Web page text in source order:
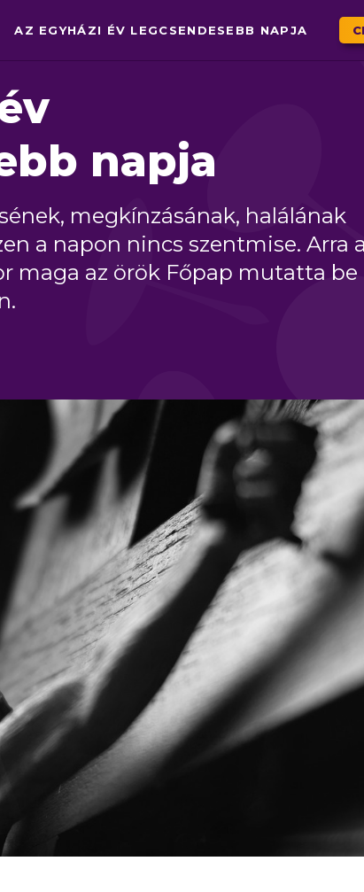
AZ EGYHÁZI ÉV LEGCSENDESEBB NAPJA
napja
megkínzásának, halálának
a napon nincs szentmise. Arra
maga az örök Főpap mutatta be